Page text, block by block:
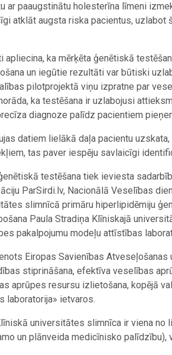
ar paaugstinātu holesterīna līmeni
atklāt augsta riska pacientus,
apliecina, ka mērķēta ģenētiskā
un iegūtie rezultāti var būtiski
pilotprojektā viņu izpratne par
ka testēšana ir uzlabojusi
diagnoze palīdz pacientiem
datiem lielākā daļa pacientu
tas paver iespēju savlaicīgi
testēšana tiek ieviesta
ParSirdi.lv, Nacionālā Veselības
slimnīcā primāru hiperlipidēmiju
Paula Stradiņa Klīniskajā
pakalpojumu modeļu attīstības
Eiropas Savienības Atveseļošanas
stiprināšana, efektīva veselības
aprūpes resursu izlietošana, kopējā
laboratorija» ietvaros.
universitātes slimnīca ir viena
un plānveida medicīnisko